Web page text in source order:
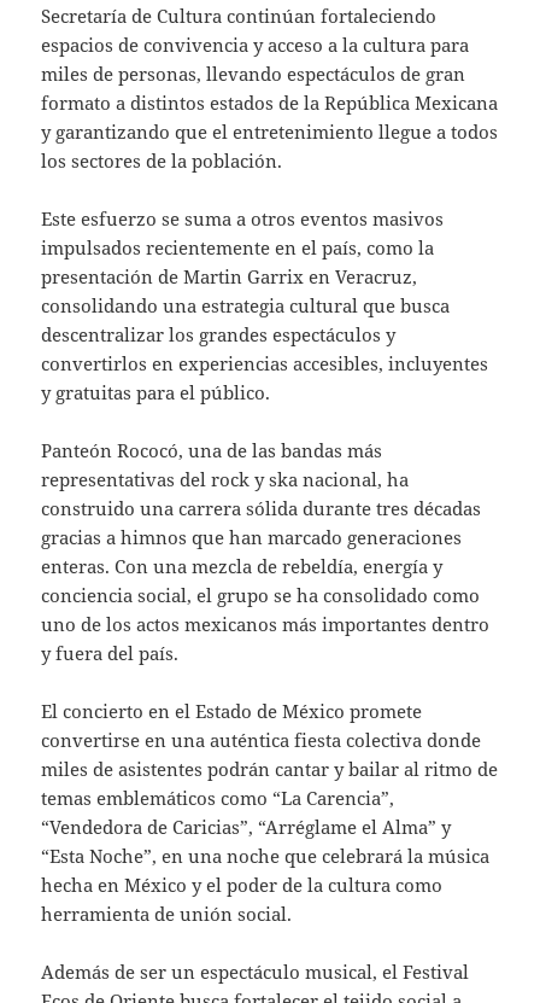
Secretaría de Cultura continúan fortaleciendo
espacios de convivencia y acceso a la cultura para
miles de personas, llevando espectáculos de gran
formato a distintos estados de la República Mexicana
y garantizando que el entretenimiento llegue a todos
los sectores de la población.
Este esfuerzo se suma a otros eventos masivos
impulsados recientemente en el país, como la
presentación de Martin Garrix en Veracruz,
consolidando una estrategia cultural que busca
descentralizar los grandes espectáculos y
convertirlos en experiencias accesibles, incluyentes
y gratuitas para el público.
Panteón Rococó, una de las bandas más
representativas del rock y ska nacional, ha
construido una carrera sólida durante tres décadas
gracias a himnos que han marcado generaciones
enteras. Con una mezcla de rebeldía, energía y
conciencia social, el grupo se ha consolidado como
uno de los actos mexicanos más importantes dentro
y fuera del país.
El concierto en el Estado de México promete
convertirse en una auténtica fiesta colectiva donde
miles de asistentes podrán cantar y bailar al ritmo de
temas emblemáticos como “La Carencia”,
“Vendedora de Caricias”, “Arréglame el Alma” y
“Esta Noche”, en una noche que celebrará la música
hecha en México y el poder de la cultura como
herramienta de unión social.
Además de ser un espectáculo musical, el Festival